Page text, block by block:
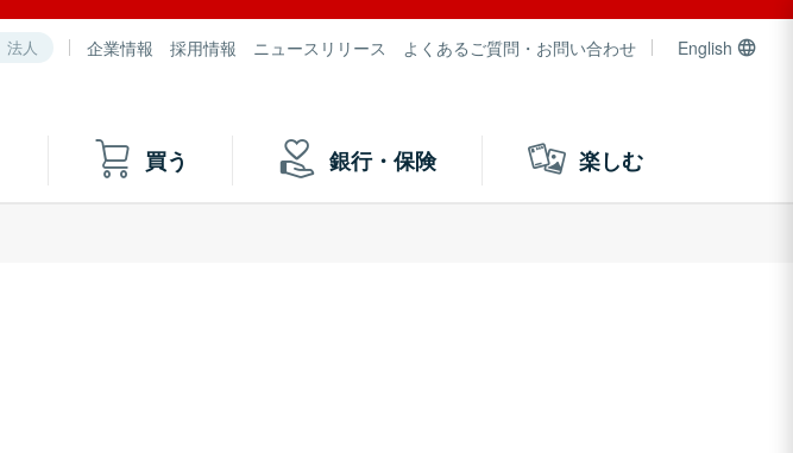
法人 企業情報 採用情報 ニュースリリース よくあるご質問・お問い合わせ English
買う 銀行・保険 楽しむ